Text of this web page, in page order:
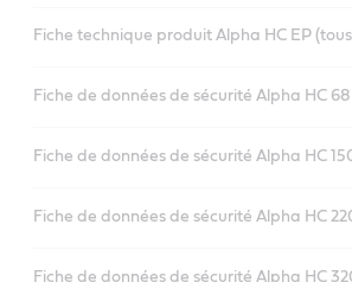
Fiche technique produit Alpha HC EP
Fiche de données de sécurité Alpha HC
Fiche de données de sécurité Alpha HC
Fiche de données de sécurité Alpha HC
Fiche de données de sécurité Alpha HC